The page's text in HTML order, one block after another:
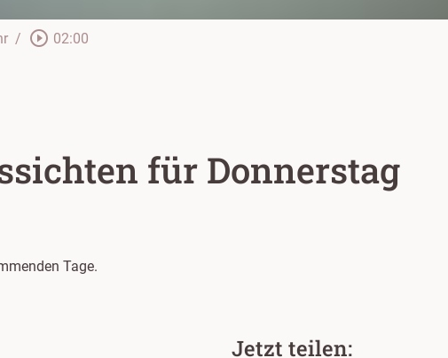
/ play_circle_outline 02:00
für Donnerstag
Tage.